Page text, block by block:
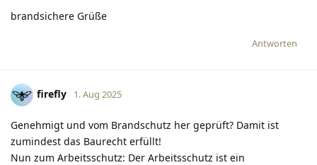
brandsichere Grüße
Antworten
firefly 1. Aug 2025
Genehmigt und vom Brandschutz her geprüft? Damit ist
zumindest das Baurecht erfüllt!
Nun zum Arbeitsschutz: Der Arbeitsschutz ist ein